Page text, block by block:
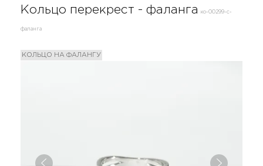
Кольцо перекрест - фаланга ко-00299-с-
фаланга
КОЛЬЦО НА ФАЛАНГУ